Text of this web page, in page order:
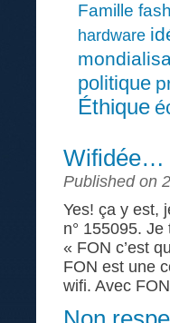
Famille
hardware
politique
Éthique
Wifidée…
Published on
Yes! ça y est,
n° 155095. Je
« FON c’est
FON est une
wifi. Avec